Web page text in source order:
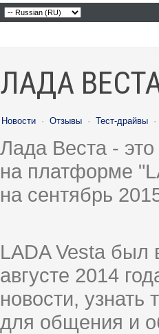
ЛАДА ВЕСТА
Новости · Отзывы · Тест-драйвы ·
Лада Веста -
на платформе
на сентябрь
LADA Vesta был
августе 2014
новости, узнать
для общения и